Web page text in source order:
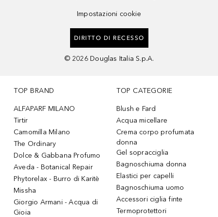
Impostazioni cookie
DIRITTO DI RECESSO
© 2026 Douglas Italia S.p.A.
TOP BRAND
ALFAPARF MILANO
Tirtir
Camomilla Milano
The Ordinary
Dolce & Gabbana Profumo
Aveda - Botanical Repair
Phytorelax - Burro di Karitè
Missha
Giorgio Armani - Acqua di
Gioia
TOP CATEGORIE
Blush e Fard
Acqua micellare
Crema corpo profumata
donna
Gel sopracciglia
Bagnoschiuma donna
Elastici per capelli
Bagnoschiuma uomo
Accessori ciglia finte
Termoprotettori